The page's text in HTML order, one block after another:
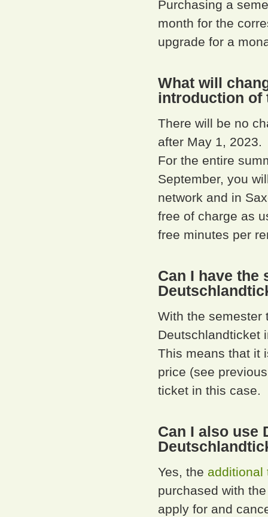
Purchasing a
month for the
upgrade for a
What will
introduction of
There will be no
after May 1, 2023.
For the entire
September, you
network and in
free of charge as
free minutes per
Can I have the
With the semester
Deutschlandticket
This means that it
price (see
ticket in this case.
Can I also use
Yes, the additional
purchased with
apply for and